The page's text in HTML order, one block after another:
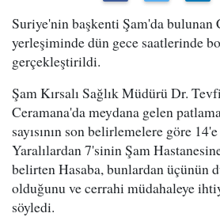
Suriye'nin başkenti Şam'da bulunan
yerleşiminde dün gece saatlerinde
gerçekleştirildi.
Şam Kırsalı Sağlık Müdürü Dr.
Ceramana'da meydana gelen
sayısının son belirlemelere göre 14'e
Yaralılardan 7'sinin Şam
belirten Hasaba, bunlardan üçünün
olduğunu ve cerrahi müdahaleye
söyledi.